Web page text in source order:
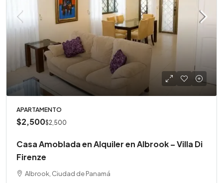
APARTAMENTO
$2,500$2,500
Casa Amoblada en Alquiler en Albrook – Villa Di
Firenze
Albrook, Ciudad de Panamá